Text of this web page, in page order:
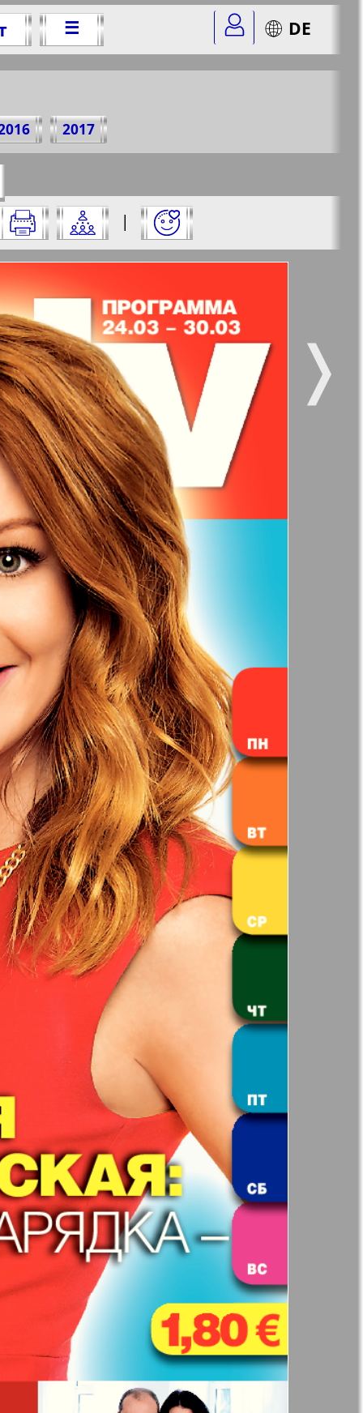
☰ DE
2017
52
47
21
|
и нажмите на нее:
5 6
11
17
23
29
35
41 42
47 48
53
59
65 66
71 72
77
г.
❭
Город 511
Zeitung Наше время
здоровье Panorama-mir
время Русский вояж
Анонс
Бизнес
Вестник-info
Wadim
Домашний
ресторан
Жизнь женщины
фирма Известия BW
Кенгуру
Кругозор плюс!
М-City